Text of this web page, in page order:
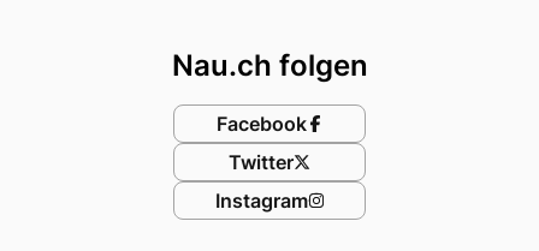
Nau.ch folgen
Facebook
Twitter
Instagram